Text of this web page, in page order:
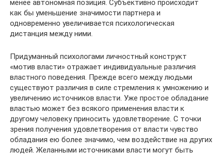
менее автономная позиция. Субъективно происходит
как бы уменьшение значимости партнера и
одновременно увеличивается психологическая
дистанция между ними.
Придуманный психологами личностный конструкт
«мотив власти» отражает индивидуальные различия
властного поведения. Прежде всего между людьми
существуют различия в силе стремления к умножению и
увеличению источников власти. Уже простое обладание
властью может без всякого применения власти к
другому человеку приносить удовлетворение. С точки
зрения получения удовлетворения от власти чувство
обладания ею более значимо, чем воздействие на других
людей. Желанными источниками власти могут быть